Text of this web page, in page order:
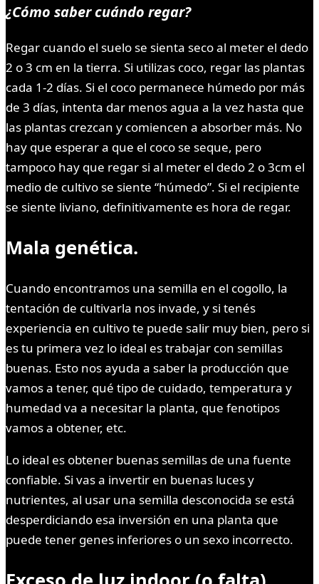
¿Cómo saber cuándo regar?
Regar cuando el suelo se sienta seco al meter el dedo
2 o 3 cm en la tierra. Si utilizas coco, regar las plantas
cada 1-2 días. Si el coco permanece húmedo por más
de 3 días, intenta dar menos agua a la vez hasta que
las plantas crezcan y comiencen a absorber más. No
hay que esperar a que el coco se seque, pero
tampoco hay que regar si al meter el dedo 2 o 3cm el
medio de cultivo se siente “húmedo”. Si el recipiente
se siente liviano, definitivamente es hora de regar.
Mala genética.
Cuando encontramos una semilla en el cogollo, la
tentación de cultivarla nos invade, y si tenés
experiencia en cultivo te puede salir muy bien, pero si
es tu primera vez lo ideal es trabajar con semillas
buenas. Esto nos ayuda a saber la producción que
vamos a tener, qué tipo de cuidado, temperatura y
humedad va a necesitar la planta, que fenotipos
vamos a obtener, etc.
Lo ideal es obtener buenas semillas de una fuente
confiable. Si vas a invertir en buenas luces y
nutrientes, al usar una semilla desconocida se está
desperdiciando esa inversión en una planta que
puede tener genes inferiores o un sexo incorrecto.